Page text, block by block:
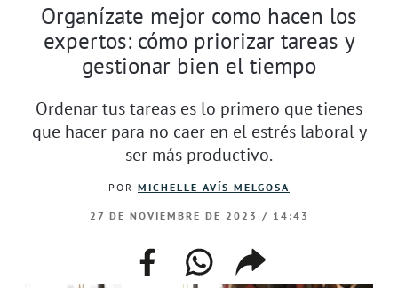
Organízate mejor como hacen los
expertos: cómo priorizar tareas y
gestionar bien el tiempo
Ordenar tus tareas es lo primero que tienes
que hacer para no caer en el estrés laboral y
ser más productivo.
POR MICHELLE AVÍS MELGOSA
27 DE NOVIEMBRE DE 2023 / 14:43
facebookwhatsappcompartir
enlace